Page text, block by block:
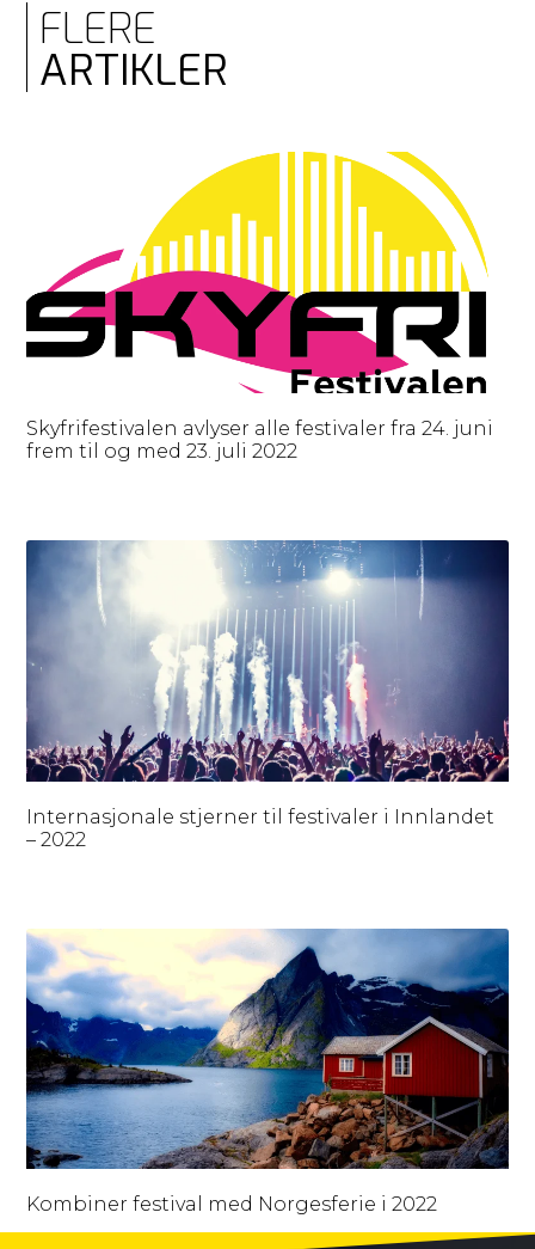
FLERE
ARTIKLER
Skyfrifestivalen avlyser alle festivaler fra 24. juni
frem til og med 23. juli 2022
Internasjonale stjerner til festivaler i Innlandet
– 2022
Kombiner festival med Norgesferie i 2022